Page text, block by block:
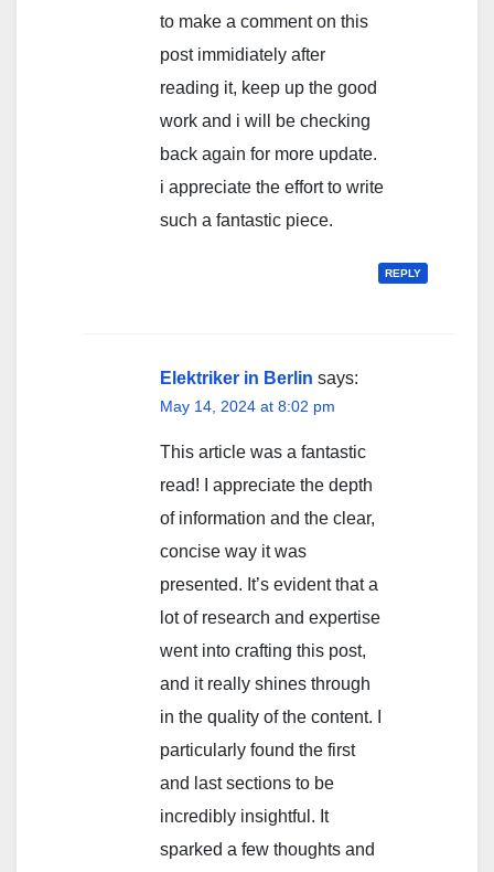
to make a comment on this
post immidiately after
reading it, keep up the good
work and i will be checking
back again for more update.
i appreciate the effort to write
such a fantastic piece.
REPLY
Elektriker in Berlin says:
May 14, 2024 at 8:02 pm
This article was a fantastic
read! I appreciate the depth
of information and the clear,
concise way it was
presented. It’s evident that a
lot of research and expertise
went into crafting this post,
and it really shines through
in the quality of the content. I
particularly found the first
and last sections to be
incredibly insightful. It
sparked a few thoughts and